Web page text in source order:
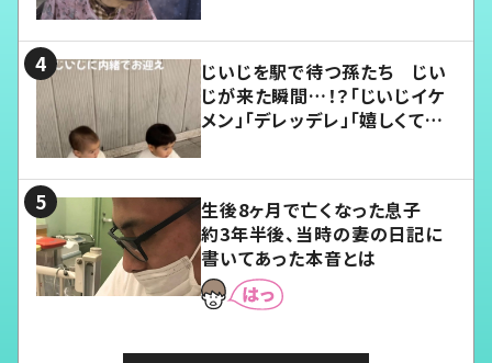
じいじを駅で待つ孫たち じい
じが来た瞬間…！？「じいじイケ
メン」「デレッデレ」「嬉しくて可
生後8ヶ月で亡くなった息子
約3年半後、当時の妻の日記に
書いてあった本音とは